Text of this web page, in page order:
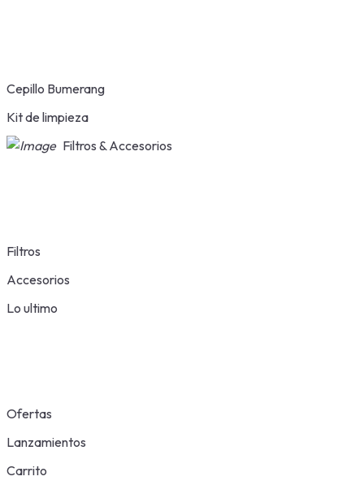
Cepillo Bumerang
Kit de limpieza
Filtros & Accesorios
Filtros
Accesorios
Lo ultimo
Ofertas
Lanzamientos
Carrito